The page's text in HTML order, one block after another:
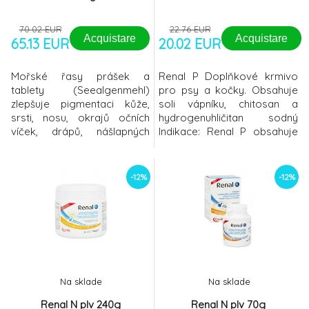
70.02 EUR
65.13 EUR Acquistare
Mořské řasy prášek a
tablety (Seealgenmehl)
zlepšuje pigmentaci kůže,
srsti, nosu, okrajů očních
víček, drápů, nášlapných
pokožkou výrazně snižuje
nebezpečí různých kožních
potíží s mnoha stopovými
prvky, vitamíny, karotenoidy
a minerálními látkami čistě
přírodní produkt získávaný
22.76 EUR
20.02 EUR Acquistare
Renal P Doplňkové krmivo
pro psy a kočky. Obsahuje
soli vápníku, chitosan a
hydrogenuhličitan sodný
Indikace: Renal P obsahuje
polysacharidy (chitosan)
nutné k udržení normálního
metabolického stavu zvířete
a dobré funkce močových
cest Renal P obsahuje
vápenaté soli (uhličitan a
-12%
Renal N plv 240g
Na sklade
-12%
Renal N plv 70g
Na sklade